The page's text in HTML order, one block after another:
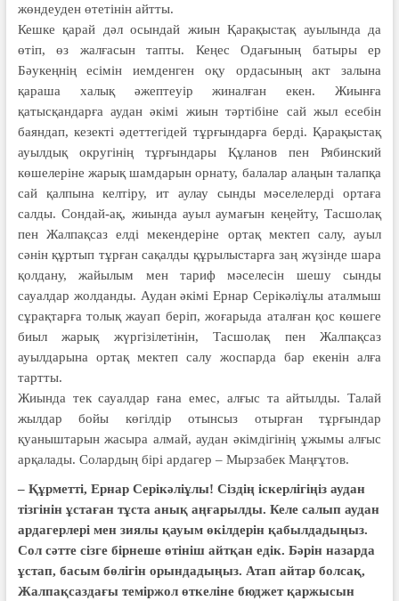
жөндеуден өтетінін айтты.
Кешке қарай дәл осындай жиын Қарақыстақ ауылында да
өтіп, өз жалғасын тапты. Кеңес Одағының батыры ер
Бәукеңнің есімін иемденген оқу ордасының акт залына
қараша халық әжептеуір жиналған екен. Жиынға
қатысқандарға аудан әкімі жиын тәртібіне сай жыл есебін
баяндап, кезекті әдеттегідей тұрғындарға берді. Қарақыстақ
ауылдық округінің тұрғындары Құланов пен Рябинский
көшелеріне жарық шамдарын орнату, балалар алаңын талапқа
сай қалпына келтіру, ит аулау сынды мәселелерді ортаға
салды. Сондай-ақ, жиында ауыл аумағын кеңейту, Тасшолақ
пен Жалпақсаз елді мекендеріне ортақ мектеп салу, ауыл
сәнін құртып тұрған сақалды құрылыстарға заң жүзінде шара
қолдану, жайылым мен тариф мәселесін шешу сынды
сауалдар жолданды. Аудан әкімі Ернар Серікәліұлы аталмыш
сұрақтарға толық жауап беріп, жоғарыда аталған қос көшеге
биыл жарық жүргізілетінін, Тасшолақ пен Жалпақсаз
ауылдарына ортақ мектеп салу жоспарда бар екенін алға
тартты.
Жиында тек сауалдар ғана емес, алғыс та айтылды. Талай
жылдар бойы көгілдір отынсыз отырған тұрғындар
қуаныштарын жасыра алмай, аудан әкімдігінің ұжымы алғыс
арқалады. Солардың бірі ардагер – Мырзабек Маңғұтов.
– Құрметті, Ернар Серікәліұлы! Сіздің іскерлігіңіз аудан
тізгінін ұстаған тұста анық аңғарылды. Келе салып аудан
ардагерлері мен зиялы қауым өкілдерін қабылдадыңыз.
Сол сәтте сізге бірнеше өтініш айтқан едік. Бәрін назарда
ұстап, басым бөлігін орындадыңыз. Атап айтар болсақ,
Жалпақсаздағы теміржол өткеліне бюджет қаржысын